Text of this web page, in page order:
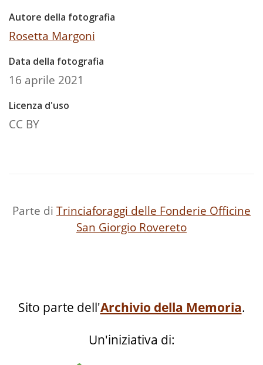
Autore della fotografia
Rosetta Margoni
Data della fotografia
16 aprile 2021
Licenza d'uso
CC BY
Parte di Trinciaforaggi delle Fonderie Officine
San Giorgio Rovereto
Sito parte dell'Archivio della Memoria.
Un'iniziativa di: